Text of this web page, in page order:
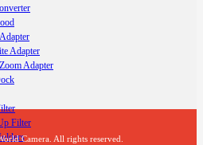
Adapter
Adapter
Filter
Camera. All rights reserved.